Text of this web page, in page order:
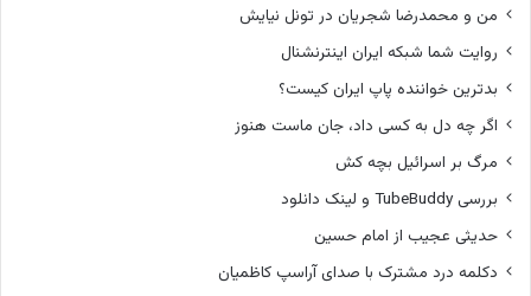
من و محمدرضا شجریان در تونل نیایش
روایت شما شبکه ایران اینترنشنال
بدترین خواننده پاپ ایران کیست؟
اگر چه دل به کسی داد، جان ماست هنوز
مرگ بر اسرائیل بچه کش
بررسی TubeBuddy و لینک دانلود
حدیثی عجیب از امام حسین
دکلمه درد مشترک با صدای آراسپ کاظمیان